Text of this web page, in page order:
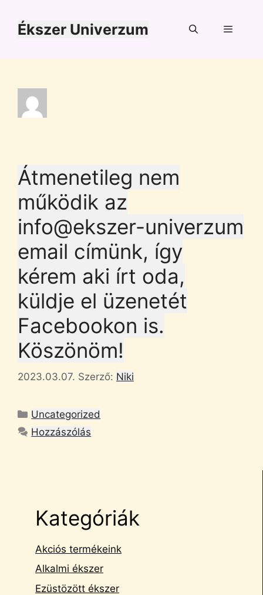
tartalomba
Ékszer Univerzum
Átmenetileg nem
működik az
info@ekszer-univerzum
email címünk, így
kérem aki írt oda,
küldje el üzenetét
Facebookon is.
Köszönöm!
2023.03.07. Szerző: Niki
Kategória
Uncategorized
Hozzászólás
Kategóriák
Akciós termékeink
Alkalmi ékszer
Ezüstözött ékszer